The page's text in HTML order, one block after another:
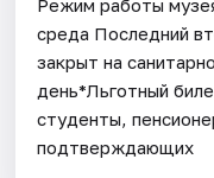
Режим работы
среда Последний
закрыт на
день*Льготный
студенты,
подтверждающих